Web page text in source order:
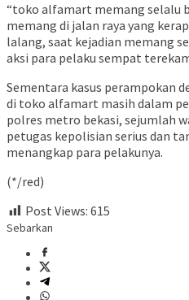
“toko alfamart memang selalu
memang di jalan raya yang
lalang, saat kejadian memang
aksi para pelaku sempat
Sementara kasus perampokan
di toko alfamart masih dalam
polres metro bekasi, sejumlah
petugas kepolisian serius dan
menangkap para pelakunya.
(*/red)
Post Views: 615
Sebarkan